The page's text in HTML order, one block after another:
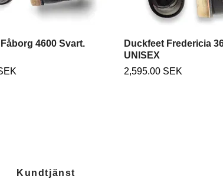
4600 Svart.
Duckfeet Fredericia
UNISEX
2,595.00 SEK
Kundtjänst